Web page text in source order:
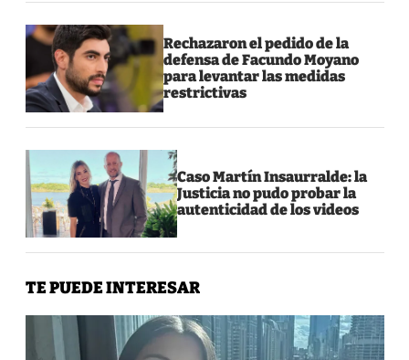
Rechazaron el pedido de la
defensa de Facundo Moyano
para levantar las medidas
restrictivas
Caso Martín Insaurralde: la
Justicia no pudo probar la
autenticidad de los videos
TE PUEDE INTERESAR